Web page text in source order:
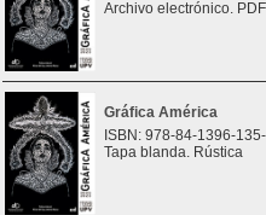
Archivo electrónico.
Gráfica América
ISBN: 978-84-1396-
Tapa blanda. Rústica